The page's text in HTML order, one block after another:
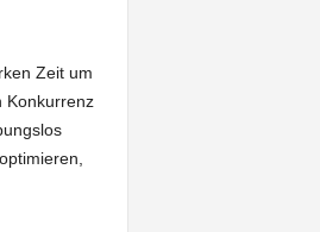
Zeit um
Konkurrenz